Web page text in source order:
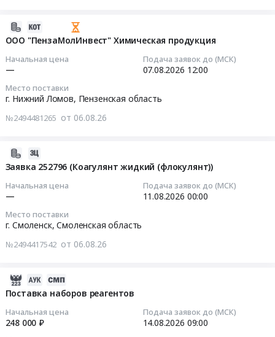
2-
ООО "ПензаМолИнвест" Химическая продукция
Начальная цена
—
Подача заявок до (МСК)
07.08.2026 12:00
Место поставки
г. Нижний Ломов, Пензенская область
№2494481265 от 06.08.26
Заявка 252796 (Коагулянт жидкий (флокулянт))
Начальная цена
—
Подача заявок до (МСК)
11.08.2026 00:00
Место поставки
г. Смоленск,Смоленская область
№2494417542 от 06.08.26
Поставка наборов реагентов
Начальная цена
248 000 ₽
Подача заявок до (МСК)
14.08.2026 09:00